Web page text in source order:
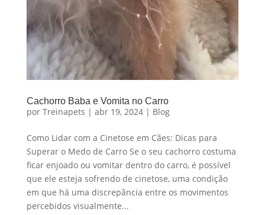
Cachorro Baba e Vomita no Carro
por Treinapets | abr 19, 2024| Blog
Como Lidar com a Cinetose em Cães: Dicas para
Superar o Medo de Carro Se o seu cachorro costuma
ficar enjoado ou vomitar dentro do carro, é possível
que ele esteja sofrendo de cinetose, uma condição
em que há uma discrepância entre os movimentos
percebidos visualmente...